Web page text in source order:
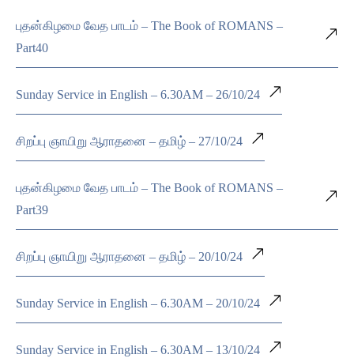
புதன்கிழமை வேத பாடம் – The Book of ROMANS –
Part40
Sunday Service in English – 6.30AM – 26/10/24
சிறப்பு ஞாயிறு ஆராதனை – தமிழ் – 27/10/24
புதன்கிழமை வேத பாடம் – The Book of ROMANS –
Part39
சிறப்பு ஞாயிறு ஆராதனை – தமிழ் – 20/10/24
Sunday Service in English – 6.30AM – 20/10/24
Sunday Service in English – 6.30AM – 13/10/24